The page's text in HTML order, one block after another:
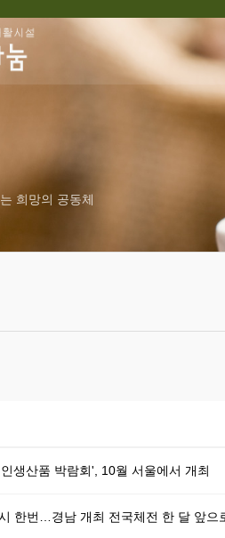
희망의 공동체
생산품 박람회', 10월 서울에서 개최
한번…경남 개최 전국체전 한 달 앞으